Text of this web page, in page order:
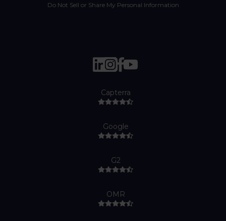
Do Not Sell or Share My Personal Information
Capterra
Google
G2
OMR